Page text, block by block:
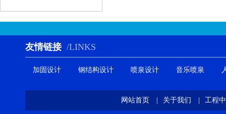
友情链接 /LINKS
加固设计 钢结构设计 喷泉设计 音乐喷泉
网站首页 | 关于我们 | 工程